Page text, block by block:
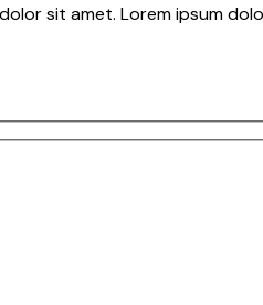
sit amet. Lorem ipsum